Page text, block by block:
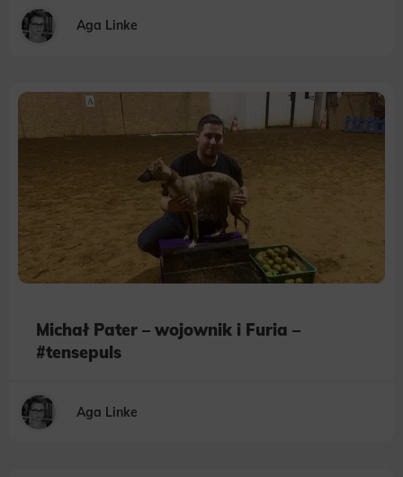
Aga Linke
Michał Pater – wojownik i Furia –
#tensepuls
Aga Linke